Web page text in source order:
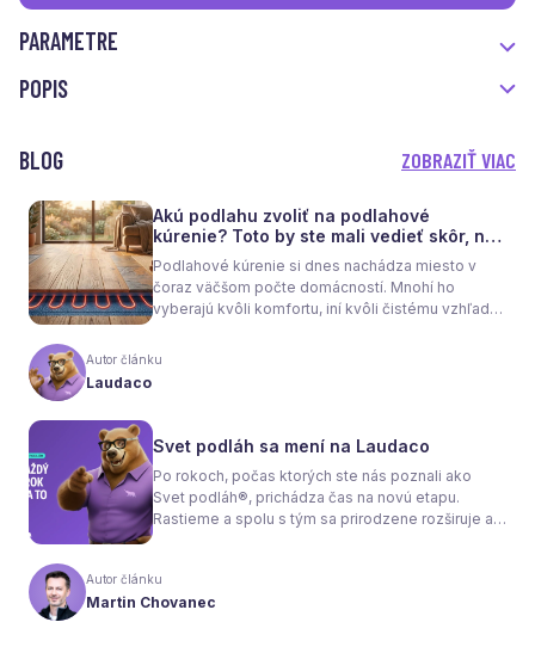
PARAMETRE
POPIS
BLOG ZOBRAZIŤ VIAC
Akú podlahu zvoliť na podlahové
kúrenie? Toto by ste mali vedieť skôr, než
sa rozhodnete
Podlahové kúrenie si dnes nachádza miesto v
čoraz väčšom počte domácností. Mnohí ho
vyberajú kvôli komfortu, iní kvôli čistému vzhľadu
nielen na pocit tepla v miestnosti, ale aj na
spotrebu energie a celkové fungovanie kúrenia.
Autor článku
Laudaco
Svet podláh sa mení na Laudaco
Po rokoch, počas ktorých ste nás poznali ako
Svet podláh®, prichádza čas na novú etapu.
Rastieme a spolu s tým sa prirodzene rozširuje aj
vizuálnou identitou. Naším cieľom je, aby každý
váš krok stál za to.
Autor článku
Martin Chovanec